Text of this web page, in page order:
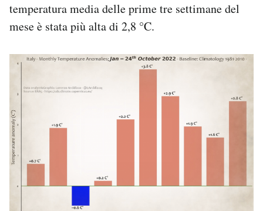
temperatura media delle prime tre settimane del
mese è stata più alta di 2,8 °C.